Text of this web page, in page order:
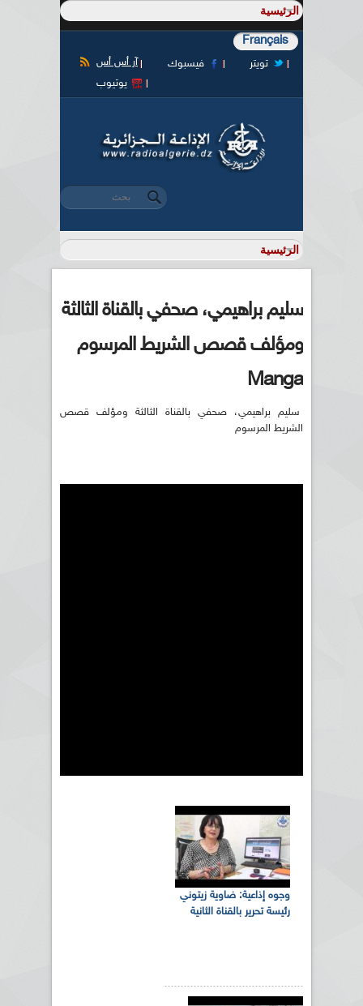
Français
آر أس أس فيسبوك
تويتر
يوتيوب
استمارة البحث
‏بحث ‏
سليم براهيمي، صحفي بالقناة الثالثة
ومؤلف قصص الشريط المرسوم
Manga
سليم براهيمي، صحفي بالقناة الثالثة ومؤلف قصص
الشريط المرسوم
وجوه إذاعية: ضاوية زيتوني
رئيسة تحرير بالقناة الثانية